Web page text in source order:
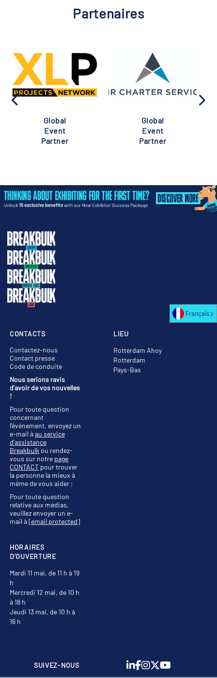
Partenaires
Global
Event
Partner
Global
Event
Partner
LIEU
Rotterdam Ahoy
Rotterdam
Pays-Bas
HORAIRES
D'OUVERTURE
Mardi 11 mai, de 11 h à 19
h
Mercredi 12 mai, de 10 h
à 18 h
Jeudi 13 mai, de 10 h à
16 h
CONTACTS
Contactez-nous
Contact presse
Code de conduite
Nous serions ravis
d'avoir de vos nouvelles
!
Pour toute question
concernant
l'événement, envoyez un
e-mail àau service
d'assistance
Breakbulk ou rendez-
vous sur notre page
CONTACT pour trouver
la personne la mieux à
même de vous aider ;
Pour toute question
relative aux médias,
veuillez envoyer un e-
mail à[email protected]
SUIVEZ-NOUS
Français